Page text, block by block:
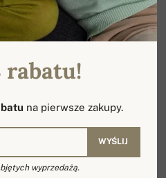
rabatu!
na pierwsze zakupy.
WYŚLIJ
wyprzedażą.